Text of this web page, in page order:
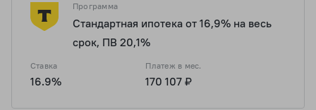
Программа
Стандартная ипотека от 16,9% на весь
срок, ПВ 20,1%
Ставка
16.9%
Платеж в мес.
170 107 ₽